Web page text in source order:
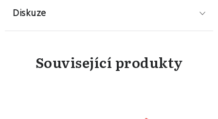
Diskuze
Související produkty